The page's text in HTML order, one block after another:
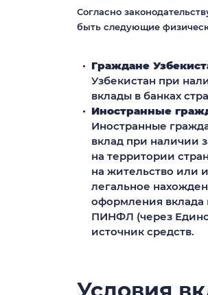
Согласно
быть следующие
Граждане
Узбекистан при
вклады в банках
Иностранные
Иностранные
вклад при наличии
на территории
на жительство или
легальное
оформления вклада
ПИНФЛ (через
источник средств.